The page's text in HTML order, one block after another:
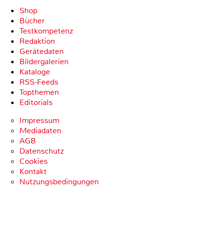
Shop
Bücher
Testkompetenz
Redaktion
Gerätedaten
Bildergalerien
Kataloge
RSS-Feeds
Topthemen
Editorials
Impressum
Mediadaten
AGB
Datenschutz
Cookies
Kontakt
Nutzungsbedingungen